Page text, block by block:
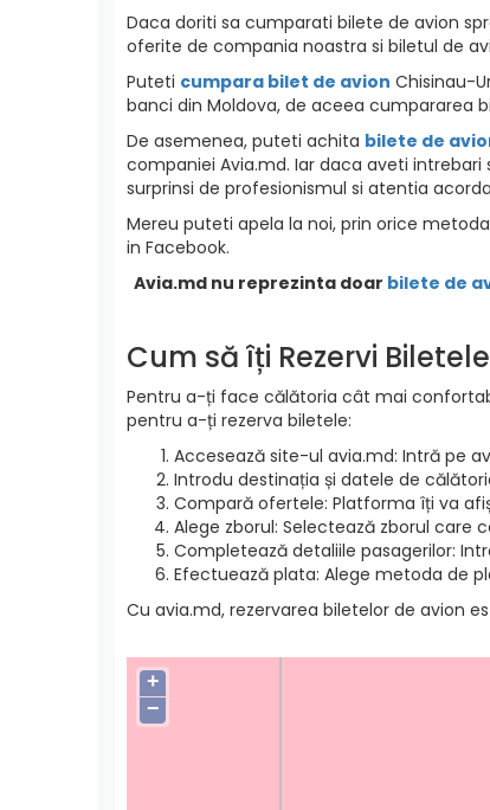
Daca doriti sa cumparati bilete de avion
oferite de compania noastra si biletul de
Puteti cumpara bilet de avion Chisinau-
banci din Moldova, de aceea cumpararea
De asemenea, puteti achita bilete de
companiei Avia.md. Iar daca aveti
surprinsi de profesionismul si atentia
Mereu puteti apela la noi, prin orice
in Facebook.
Avia.md nu reprezinta doar bilete de
Cum să îți Rezervi
Pentru a-ți face călătoria cât mai
pentru a-ți rezerva biletele:
Accesează site-ul avia.md: Intră pe
Introdu destinația și datele de
Compară ofertele: Platforma îți va
Alege zborul: Selectează zborul care
Completează detaliile pasagerilor:
Efectuează plata: Alege metoda de
Cu avia.md, rezervarea biletelor de avion
+
−